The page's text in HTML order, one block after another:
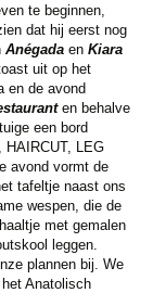
te beginnen,
dat hij eerst nog
AnégadaenKiara
uit op het
en de avond
en behalve
een bord
LEG
avond vormt de
tafeltje naast ons
wespen, die de
met gemalen
leggen.
plannen bij. We
Anatolisch